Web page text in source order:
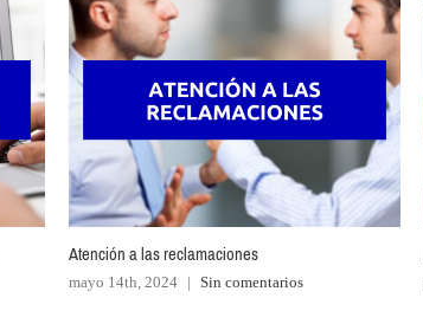
Atención a las reclamaciones
mayo 14th, 2024 | Sin comentarios